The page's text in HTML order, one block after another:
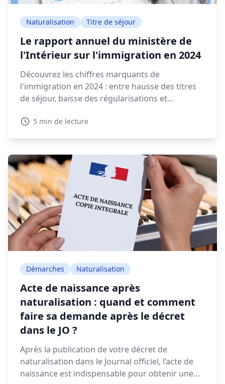
Naturalisation Titre de séjour
Le rapport annuel du ministère de
l'Intérieur sur l'immigration en 2024
Découvrez les chiffres marquants de
l'immigration en 2024 : entre hausse des titres
de séjour, baisse des régularisations et
migratoire soulève de vifs débats.
5 min de lecture
Démarches Naturalisation
Acte de naissance après
naturalisation : quand et comment
faire sa demande après le décret
dans le JO ?
Après la publication de votre décret de
naturalisation dans le Journal officiel, l’acte de
naissance est indispensable pour obtenir une